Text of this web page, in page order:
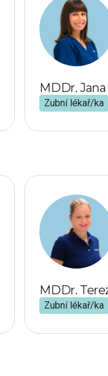
MDDr.
Zubní lékař/ka
MDDr.
Zubní lékař/ka